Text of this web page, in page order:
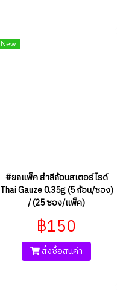
New
#ยกแพ็ค สำลีก้อนสเตอร์ไรด์
Thai Gauze 0.35g (5 ก้อน/ซอง)
/ (25 ซอง/แพ็ค)
฿150
สั่งซื้อสินค้า